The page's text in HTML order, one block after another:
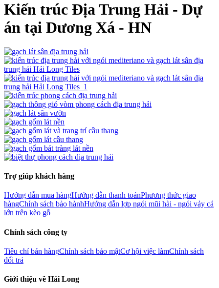
Kiến trúc Địa Trung Hải - Dự
án tại Dương Xá - HN
Trợ giúp khách hàng
Hướng dẫn mua hàngHướng dẫn thanh toánPhương thức giao
hàngChính sách bảo hànhHướng dẫn lợp ngói mũi hài - ngói vảy cá
lớn trên kèo gỗ
Chính sách công ty
Tiêu chí bán hàngChính sách bảo mậtCơ hội việc làmChính sách
đổi trả
Giới thiệu về Hải Long